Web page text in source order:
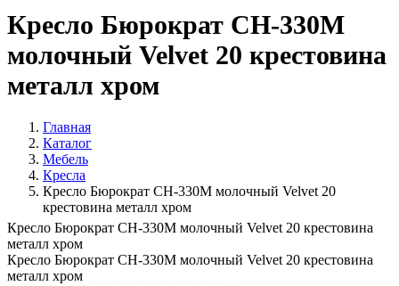
Кресло Бюрократ CH-330M
молочный Velvet 20 крестовина
металл хром
Главная
Каталог
Мебель
Кресла
Кресло Бюрократ CH-330M молочный Velvet 20
крестовина металл хром
Кресло Бюрократ CH-330M молочный Velvet 20 крестовина
металл хром
Кресло Бюрократ CH-330M молочный Velvet 20 крестовина
металл хром